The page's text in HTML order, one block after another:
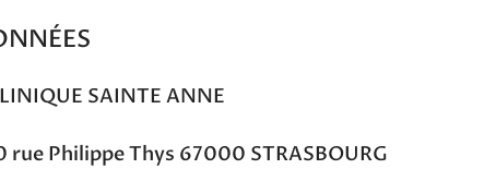
SAINTE ANNE
rue Philippe Thys 67000 STRASBOURG